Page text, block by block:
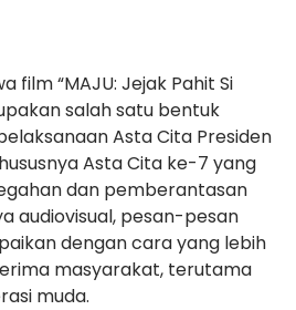
film “MAJU: Jejak Pahit Si
salah satu bentuk
Asta Cita Presiden
Asta Cita ke-7 yang
dan pemberantasan
audiovisual, pesan-pesan
dengan cara yang lebih
masyarakat, terutama
muda.